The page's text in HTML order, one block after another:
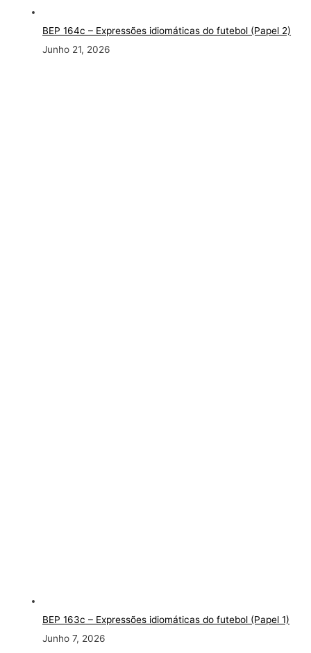
BEP 164c – Expressões idiomáticas do futebol (Papel 2)
Junho 21, 2026
BEP 163c – Expressões idiomáticas do futebol (Papel 1)
Junho 7, 2026